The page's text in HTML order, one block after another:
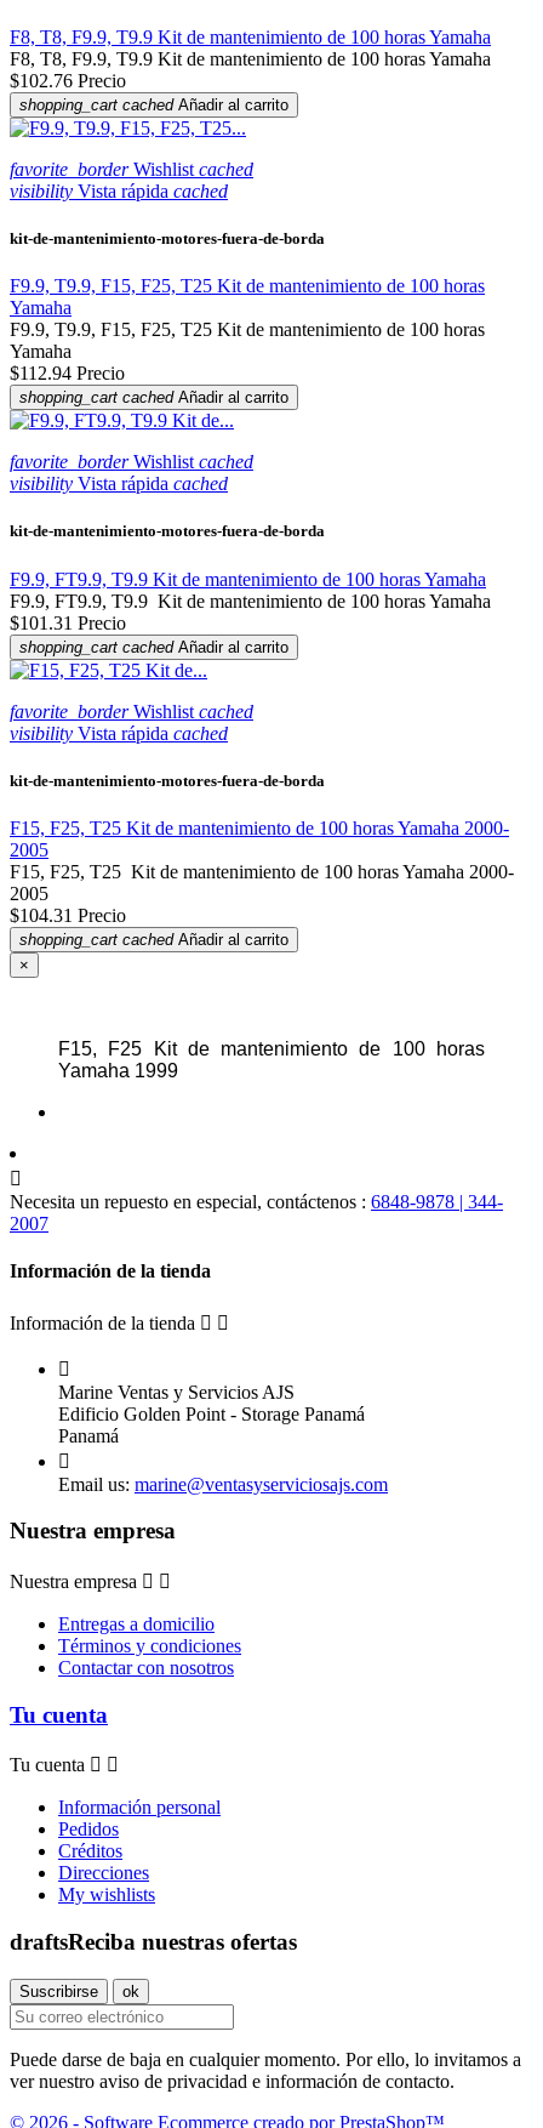
F8, T8, F9.9, T9.9 Kit de mantenimiento de 100 horas Yamaha
F8, T8, F9.9, T9.9 Kit de mantenimiento de 100 horas Yamaha
$102.76 Precio
shopping_cart cached Añadir al carrito
favorite_border Wishlist cached
visibility Vista rápida cached
kit-de-mantenimiento-motores-fuera-de-borda
F9.9, T9.9, F15, F25, T25 Kit de mantenimiento de 100 horas
Yamaha
F9.9, T9.9, F15, F25, T25 Kit de mantenimiento de 100 horas
Yamaha
$112.94 Precio
shopping_cart cached Añadir al carrito
favorite_border Wishlist cached
visibility Vista rápida cached
kit-de-mantenimiento-motores-fuera-de-borda
F9.9, FT9.9, T9.9 Kit de mantenimiento de 100 horas Yamaha
F9.9, FT9.9, T9.9 Kit de mantenimiento de 100 horas Yamaha
$101.31 Precio
shopping_cart cached Añadir al carrito
favorite_border Wishlist cached
visibility Vista rápida cached
kit-de-mantenimiento-motores-fuera-de-borda
F15, F25, T25 Kit de mantenimiento de 100 horas Yamaha 2000-
2005
F15, F25, T25 Kit de mantenimiento de 100 horas Yamaha 2000-
2005
$104.31 Precio
shopping_cart cached Añadir al carrito
×
F15, F25 Kit de mantenimiento de 100 horas
Yamaha 1999

Necesita un repuesto en especial, contáctenos : 6848-9878 | 344-
2007
Información de la tienda
Información de la tienda  

Marine Ventas y Servicios AJS
Edificio Golden Point - Storage Panamá
Panamá

Email us: marine@ventasyserviciosajs.com
Nuestra empresa
Nuestra empresa  
Entregas a domicilio
Términos y condiciones
Contactar con nosotros
Tu cuenta
Tu cuenta  
Información personal
Pedidos
Créditos
Direcciones
My wishlists
draftsReciba nuestras ofertas
Puede darse de baja en cualquier momento. Por ello, lo invitamos a
ver nuestro aviso de privacidad e información de contacto.
© 2026 - Software Ecommerce creado por PrestaShop™